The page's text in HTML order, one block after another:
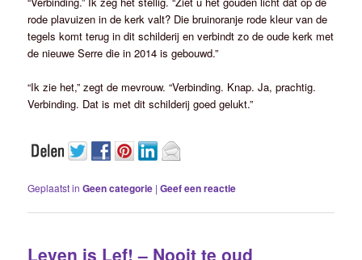
rode plavuizen in de kerk valt? Die bruinoranje rode kleur van de
tegels komt terug in dit schilderij en verbindt zo de oude kerk met
de nieuwe Serre die in 2014 is gebouwd.”
“Ik zie het,” zegt de mevrouw. “Verbinding. Knap. Ja, prachtig.
Verbinding. Dat is met dit schilderij goed gelukt.”
Geplaatst in Geen categorie |Geef een reactie
Leven is Lef! – Nooit te oud